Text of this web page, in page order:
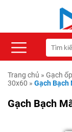
Trang chủ » Gạch
30x60 » Gạch Bạch
Gạch Bạch